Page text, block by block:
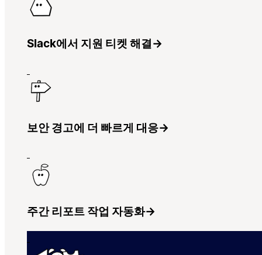
Slack에서 지원 티켓 해결→
보안 경고에 더 빠르게 대응→
주간 리포트 작업 자동화→